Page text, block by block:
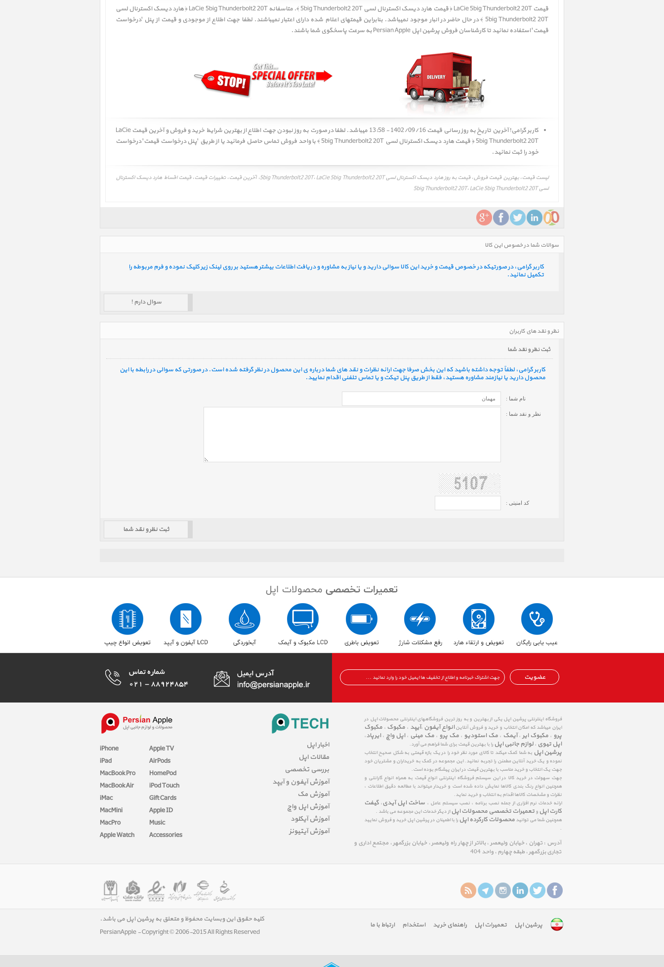
قیمت LaCie 5big Thunderbolt2 20T ﴿ قیمت هارد دیسک اکسترنال لسی 5big Thunderbolt2 20T ﴾. متاسفانه
LaCie 5big Thunderbolt2 20T ﴿ هارد دیسک اکسترنال لسی
5big Thunderbolt2 20T ﴾ در حال حاضر در انبار موجود نمیباشد. بنابراین قیمتهای اعلام شده دارای اعتبار نمیباشند. لطفا جهت اطلاع از موجودی و قیمت از پنل 'درخواست
قیمت' استفاده نمائید تا کارشناسان فروش پرشین اپل Persian Apple به سرعت پاسخگوی شما باشند.
کاربر گرامی! آخرین تاریخ به روز رسانی قیمت 1402/09/16 - 13:58 میباشد. لطفا در صورت به روز نبودن جهت اطلاع از بهترین شرایط خرید و فروش و آخرین قیمت LaCie
5big Thunderbolt2 20T ﴿ قیمت هارد دیسک اکسترنال لسی 5big Thunderbolt2 20T ﴾ با واحد فروش تماس حاصل فرمائید یا از طریق 'پنل درخواست قیمت' درخواست
خود را ثبت نمائید.
لیست قیمت، بهترین قیمت فروش، قیمت به روز هارد دیسک اکسترنال لسی 5big Thunderbolt2 20T، LaCie 5big Thunderbolt2 20T، آخرین قیمت، تغییرات قیمت، قیمت اقساط هارد دیسک اکسترنال
لسی 5big Thunderbolt2 20T، LaCie 5big Thunderbolt2 20T
سوالات شما در خصوص این کالا
کاربر گرامی، در صورتیکه در خصوص قیمت و خرید این کالا سوالی دارید و یا نیاز به مشاوره و دریافت اطلاعات بیشتر هستید بر روی لینک زیر کلیک نموده و فرم مربوطه را
تکمیل نمائید.
سوال دارم !
نظر و نقد های کاربران
ثبت نظر و نقد شما
کاربر گرامی، لطفاً توجه داشته باشید که این بخش صرفا جهت ارائه نظرات و نقد های شما درباره ی این محصول در نظر گرفته شده است. در صورتی که سوالی در رابطه با این
محصول دارید یا نیازمند مشاوره هستید، فقط از طریق پنل تیکت و یا تماس تلفنی اقدام نمایید.
نام شما :
نظر و نقد شما :
کد امنیتی :
عضویت
iPhone
iPad
MacBook Pro
MacBook Air
iMac
MacMini
MacPro
Apple Watch
Apple TV
AirPods
HomePod
iPod Touch
Gift Cards
Apple ID
Music
Accessories
اخبار اپل
مقالات اپل
بررسی تخصصی
آموزش آیفون و آیپد
آموزش مک
آموزش اپل واچ
آموزش آیکلود
آموزش آیتیونز
فروشگاه اینترنتی پرشین اپل یکی از بهترین و به روز ترین فروشگاههای اینترنتی محصولات اپل در
ایران میباشد که امکان انتخاب و خرید و فروش آنلاینانواع آیفون ،آیپد ، مکبوک ، مکبوک
پرو ، مکبوک ایر ، آیمک ، مک استودیو ، مک پرو ، مک مینی ، اپل واچ ، ایرپاد،
اپل تیوی ، لوازم جانبی اپل را با بهترین قیمت برای شما فراهم می آورد.
پرشین اپل به شما کمک میکند تا کالای مورد نظر خود را در یک بازه قیمتی به شکل صحیح انتخاب
نموده و یک خرید آنلاین مطمئن را تجربه نمائید. این مجموعه در کمک به خریداران و مشتریان خود
جهت یک انتخاب و خرید مناسب با بهترین قیمت در ایران پیشگام بوده است.
جهت سهولت در خرید کالا در این سیستم فروشگاه اینترنتی انواع قیمت به همراه انواع گارانتی و
همچنین انواع رنگ بندی کالاها نمایش داده شده است و خریدار میتواند با مطالعه دقیق اطلاعات ،
نظرات و مشخصات کالاها اقدام به انتخاب و خرید نماید.
ارائه خدمات نرم افزاری از جمله نصب برنامه ، نصب سیستم عامل ، ساخت اپل آیدی ، گیفت
کارت اپل و تعمیرات تخصصی محصولات اپل از دیگر خدمات این مجموعه می باشد .
همچنین شما می توانید محصولات کارکرده اپل را با اطمینان در پرشین اپل خرید و فروش نمایید
.
آدرس : تهران ، خیابان ولیعصر ، بالاتر از چهار راه ولیعصر ، خیابان بزرگمهر ، مجتمع اداری و
تجاری بزرگمهر ، طبقه چهارم ، واحد 404
پرشین اپل تعمیرات اپل راهنمای خرید استخدام ارتباط با ما
کلیه حقوق این وبسایت محفوظ و متعلق به پرشین اپل می باشد.
PersianApple - Copyright © 2006-2015 All Rights Reserved